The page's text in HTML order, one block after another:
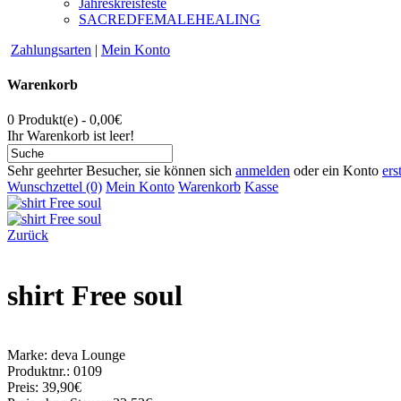
SACREDFEMALEHEALING
Zahlungsarten | Mein Konto
Warenkorb
0 Produkt(e) - 0,00€
Ihr Warenkorb ist leer!
Sehr geehrter Besucher, sie können sich anmelden oder ein Konto
Wunschzettel (0) Mein Konto Warenkorb Kasse
Zurück
shirt Free soul
Marke: deva Lounge
Produktnr.: 0109
Preis: 39,90€